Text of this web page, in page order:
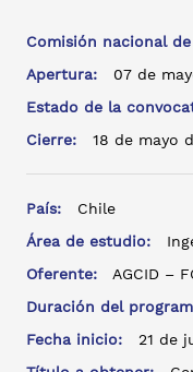
Comisión nacional
Apertura:
07 de
Estado de la
Cierre:
18 de mayo
País:
Chile
Área de estudio:
Oferente:
AGCID –
Duración del
Fecha inicio:
21 de